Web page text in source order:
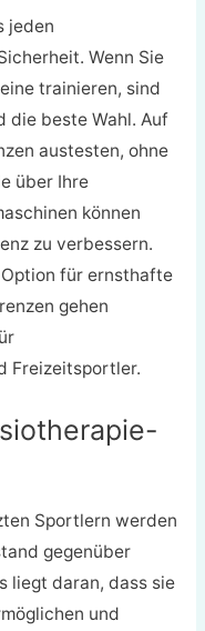
jeden
Wenn Sie
trainieren, sind
die beste Wahl. Auf
austesten, ohne
über Ihre
können
zu verbessern.
für ernsthafte
gehen
Freizeitsportler.
Sportlern werden
gegenüber
liegt daran, dass sie
und